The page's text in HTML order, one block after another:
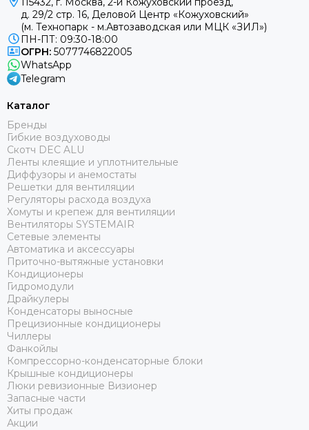
привлекают внимание низким уровнем шума во время
работы.
Как заказать колонный кондиционер с
быстрой доставкой по России в нашем
магазине климатической техники
В интернет-магазине «Пятый сезон» можно выгодно
купить колонную сплит-систему. Мы предлагаем
профессиональную климатическую технику от
проверенных брендов, среди которых представлен
SYSTEMAIR. В каталоге доступно на выбор
высококачественное оборудование с отличным
потенциалом. Доставка покупок возможна по всей
России.
д. 29/2 стр. 16, Деловой Центр «Кожуховский»
(м. Технопарк - м.Автозаводская или МЦК «ЗИЛ»)
ПН-ПТ: 09:30-18:00
ОГРН: 5077746822005
WhatsApp
Telegram
Каталог
Бренды
Гибкие воздуховоды
Скотч DEC ALU
Ленты клеящие и уплотнительные
Диффузоры и анемостаты
Решетки для вентиляции
Регуляторы расхода воздуха
Хомуты и крепеж для вентиляции
Вентиляторы SYSTEMAIR
Сетевые элементы
Автоматика и аксессуары
Приточно-вытяжные установки
Кондиционеры
Гидромодули
Драйкулеры
Конденсаторы выносные
Прецизионные кондиционеры
Чиллеры
Фанкойлы
Компрессорно-конденсаторные блоки
Крышные кондиционеры
Люки ревизионные Визионер
Запасные части
Хиты продаж
Акции